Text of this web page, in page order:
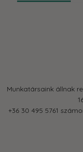
Munkatársaink állnak
+36 30 495 5761